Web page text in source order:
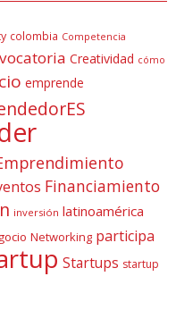
colombia Competencia
Creatividad cómo
emprende
Financiamiento
inversión latinoamérica
Networking participa
Startups startup